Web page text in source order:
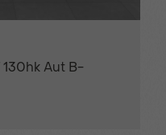
130hk Aut B-